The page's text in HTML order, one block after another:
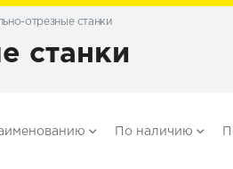
отрезные станки
станки
По наличию